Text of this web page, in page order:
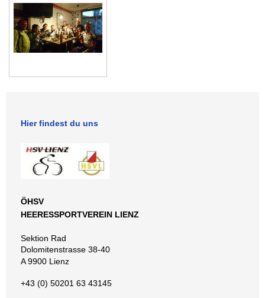
Hier findest du uns
ÖHSV
HEERESSPORTVEREIN LIENZ
Sektion Rad
Dolomitenstrasse 38-40
A 9900 Lienz
+43 (0) 50201 63 43145